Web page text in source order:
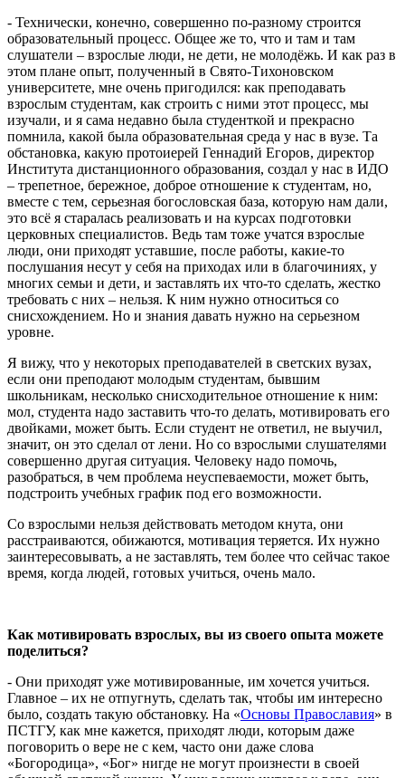
- Технически, конечно, совершенно по-разному строится
образовательный процесс. Общее же то, что и там и там
слушатели – взрослые люди, не дети, не молодёжь. И как раз в
этом плане опыт, полученный в Свято-Тихоновском
университете, мне очень пригодился: как преподавать
взрослым студентам, как строить с ними этот процесс, мы
изучали, и я сама недавно была студенткой и прекрасно
помнила, какой была образовательная среда у нас в вузе. Та
обстановка, какую протоиерей Геннадий Егоров, директор
Института дистанционного образования, создал у нас в ИДО
– трепетное, бережное, доброе отношение к студентам, но,
вместе с тем, серьезная богословская база, которую нам дали,
это всё я старалась реализовать и на курсах подготовки
церковных специалистов. Ведь там тоже учатся взрослые
люди, они приходят уставшие, после работы, какие-то
послушания несут у себя на приходах или в благочиниях, у
многих семьи и дети, и заставлять их что-то сделать, жестко
требовать с них – нельзя. К ним нужно относиться со
снисхождением. Но и знания давать нужно на серьезном
уровне.
Я вижу, что у некоторых преподавателей в светских вузах,
если они преподают молодым студентам, бывшим
школьникам, несколько снисходительное отношение к ним:
мол, студента надо заставить что-то делать, мотивировать его
двойками, может быть. Если студент не ответил, не выучил,
значит, он это сделал от лени. Но со взрослыми слушателями
совершенно другая ситуация. Человеку надо помочь,
разобраться, в чем проблема неуспеваемости, может быть,
подстроить учебных график под его возможности.
Со взрослыми нельзя действовать методом кнута, они
расстраиваются, обижаются, мотивация теряется. Их нужно
заинтересовывать, а не заставлять, тем более что сейчас такое
время, когда людей, готовых учиться, очень мало.
Как мотивировать взрослых, вы из своего опыта можете
поделиться?
- Они приходят уже мотивированные, им хочется учиться.
Главное – их не отпугнуть, сделать так, чтобы им интересно
было, создать такую обстановку. На «Основы Православия» в
ПСТГУ, как мне кажется, приходят люди, которым даже
поговорить о вере не с кем, часто они даже слова
«Богородица», «Бог» нигде не могут произнести в своей